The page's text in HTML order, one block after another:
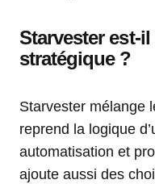
Starvester est-
stratégique ?
Starvester mélange
reprend la logique
automatisation et
ajoute aussi des